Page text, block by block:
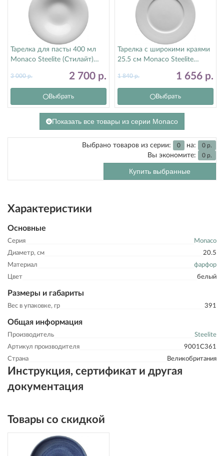
Тарелка для пасты 400 мл
Monaco Steelite (Стилайт)
2 700 р.
3 000р.
Выбрать
Тарелка с широкими краями
25.5 см Monaco Steelite
1 656 р.
1 840р.
Выбрать
Показать все товары из серии Monaco
Выбрано товаров из серии: 0 на: 0 р.
Вы экономите: 0 р.
Купить выбранные
Характеристики
Основные
Серия
Monaco
Диаметр, см
20.5
Материал
фарфор
Цвет
белый
Размеры и габариты
Вес в упаковке, гр 391
Общая информация
Производитель
Steelite
Артикул производителя
9001C361
Страна
Великобритания
Инструкция, сертификат и другая
документация
Товары со скидкой